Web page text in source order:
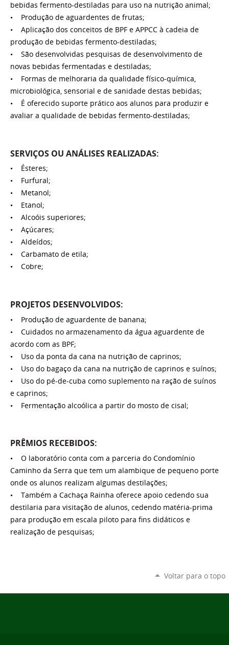
bebidas fermento-destiladas para uso na nutrição animal;
• Produção de aguardentes de frutas;
• Aplicação dos conceitos de BPF e APPCC à cadeia de
produção de bebidas fermento-destiladas;
• São desenvolvidas pesquisas de desenvolvimento de
novas bebidas fermentadas e destiladas;
• Formas de melhoraria da qualidade físico-química,
microbiológica, sensorial e de sanidade destas bebidas;
• É oferecido suporte prático aos alunos para produzir e
avaliar a qualidade de bebidas fermento-destiladas;
SERVIÇOS OU ANÁLISES REALIZADAS:
• Ésteres;
• Furfural;
• Metanol;
• Etanol;
• Alcoóis superiores;
• Açúcares;
• Aldeídos;
• Carbamato de etila;
• Cobre;
PROJETOS DESENVOLVIDOS:
• Produção de aguardente de banana;
• Cuidados no armazenamento da água aguardente de
acordo com as BPF;
• Uso da ponta da cana na nutrição de caprinos;
• Uso do bagaço da cana na nutrição de caprinos e suínos;
• Uso do pé-de-cuba como suplemento na ração de suínos
e caprinos;
• Fermentação alcoólica a partir do mosto de cisal;
PRÊMIOS RECEBIDOS:
• O laboratório conta com a parceria do Condomínio
Caminho da Serra que tem um alambique de pequeno porte
onde os alunos realizam algumas destilações;
• Também a Cachaça Rainha oferece apoio cedendo sua
destilaria para visitação de alunos, cedendo matéria-prima
para produção em escala piloto para fins didáticos e
realização de pesquisas;
Voltar para o topo